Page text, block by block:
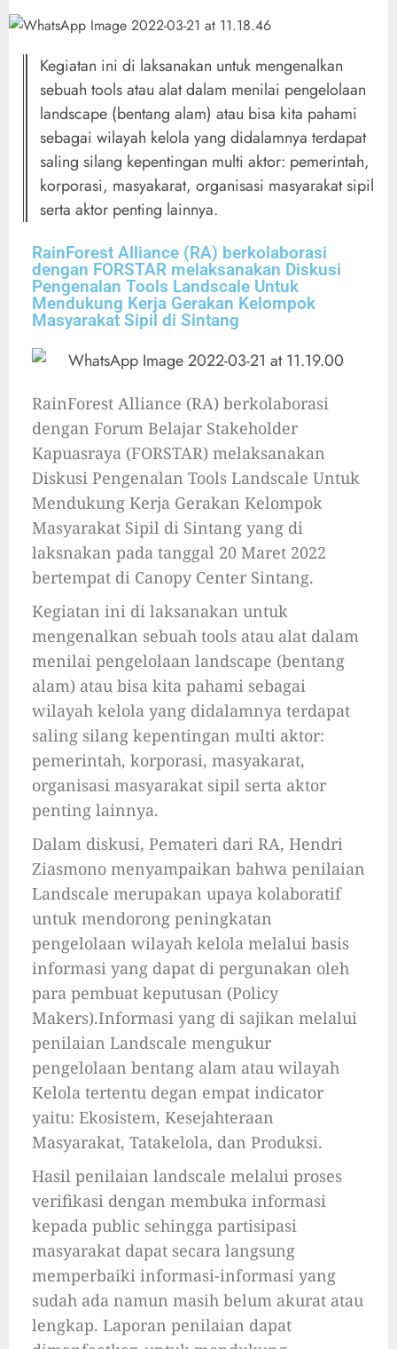
Kegiatan ini di laksanakan untuk mengenalkan
sebuah tools atau alat dalam menilai pengelolaan
landscape (bentang alam) atau bisa kita pahami
sebagai wilayah kelola yang didalamnya terdapat
saling silang kepentingan multi aktor: pemerintah,
korporasi, masyakarat, organisasi masyarakat sipil
serta aktor penting lainnya.
RainForest Alliance (RA) berkolaborasi
dengan FORSTAR melaksanakan Diskusi
Pengenalan Tools Landscale Untuk
Mendukung Kerja Gerakan Kelompok
Masyarakat Sipil di Sintang
RainForest Alliance (RA) berkolaborasi
dengan Forum Belajar Stakeholder
Kapuasraya (FORSTAR) melaksanakan
Diskusi Pengenalan Tools Landscale Untuk
Mendukung Kerja Gerakan Kelompok
Masyarakat Sipil di Sintang yang di
laksnakan pada tanggal 20 Maret 2022
bertempat di Canopy Center Sintang.
Kegiatan ini di laksanakan untuk
mengenalkan sebuah tools atau alat dalam
menilai pengelolaan landscape (bentang
alam) atau bisa kita pahami sebagai
wilayah kelola yang didalamnya terdapat
saling silang kepentingan multi aktor:
pemerintah, korporasi, masyakarat,
organisasi masyarakat sipil serta aktor
penting lainnya.
Dalam diskusi, Pemateri dari RA, Hendri
Ziasmono menyampaikan bahwa penilaian
Landscale merupakan upaya kolaboratif
untuk mendorong peningkatan
pengelolaan wilayah kelola melalui basis
informasi yang dapat di pergunakan oleh
para pembuat keputusan (Policy
Makers).Informasi yang di sajikan melalui
penilaian Landscale mengukur
pengelolaan bentang alam atau wilayah
Kelola tertentu degan empat indicator
yaitu: Ekosistem, Kesejahteraan
Masyarakat, Tatakelola, dan Produksi.
Hasil penilaian landscale melalui proses
verifikasi dengan membuka informasi
kepada public sehingga partisipasi
masyarakat dapat secara langsung
memperbaiki informasi-informasi yang
sudah ada namun masih belum akurat atau
lengkap. Laporan penilaian dapat